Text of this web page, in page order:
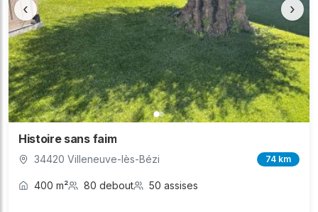
‹ ›
Histoire sans faim
34420 Villeneuve-lès-Bézi 74 km
400 m² 80 debout 50 assises